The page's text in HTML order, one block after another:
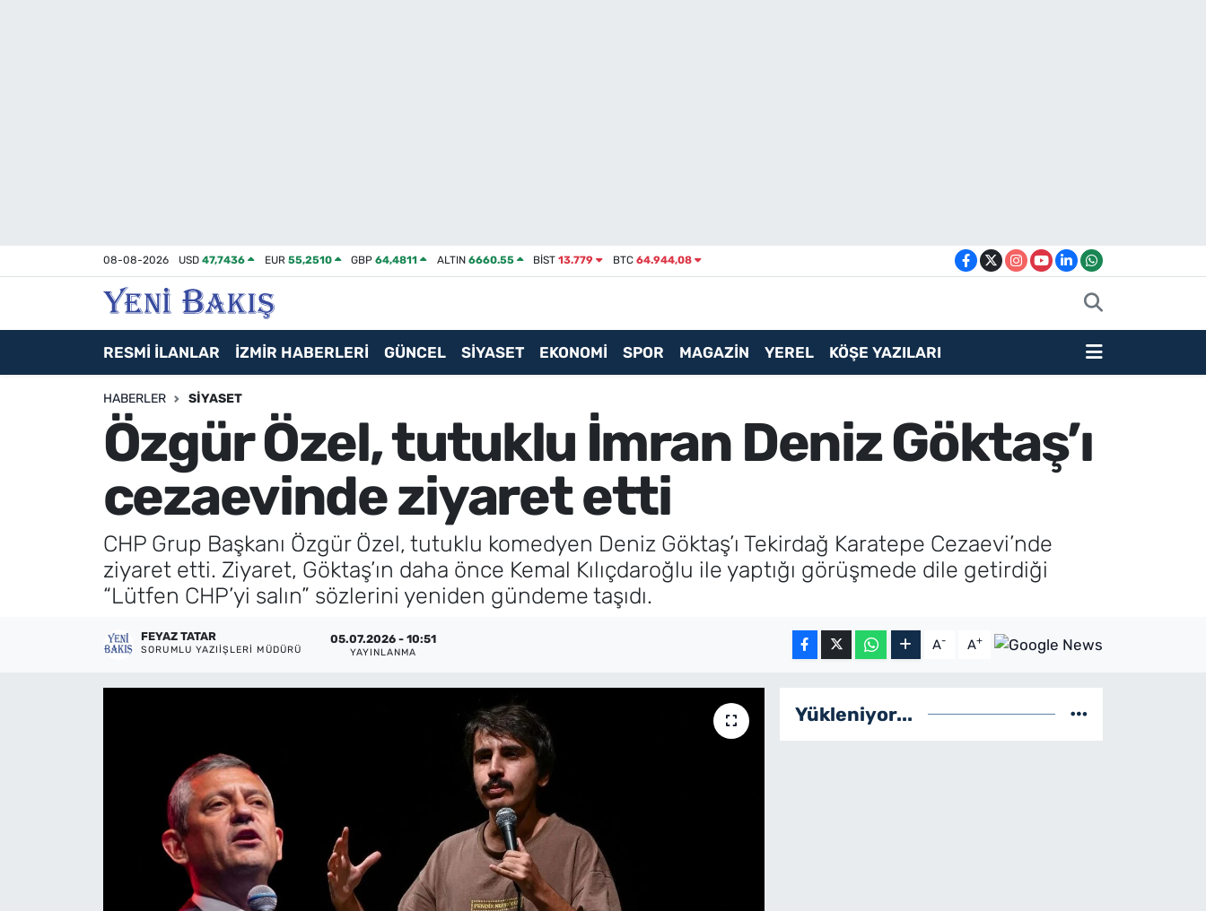
08-08-2026 USD47,7436 EUR 55,2510 GBP64,4811 ALTIN 6660.55 BİST13.779 BTC 64.944,08
RESMİ İLANLAR İZMİR HABERLERİ GÜNCEL SİYASET EKONOMİ SPOR MAGAZİN YEREL KÖŞE YAZILARI
HABERLER SIYASET
Özgür Özel, tutuklu İmran Deniz Göktaş’ı
cezaevinde ziyaret etti
CHP Grup Başkanı Özgür Özel, tutuklu komedyen Deniz Göktaş’ı Tekirdağ Karatepe Cezaevi’nde
ziyaret etti. Ziyaret, Göktaş’ın daha önce Kemal Kılıçdaroğlu ile yaptığı görüşmede dile getirdiği
“Lütfen CHP’yi salın” sözlerini yeniden gündeme taşıdı.
FEYAZ TATAR
SORUMLU YAZIIŞLERI MÜDÜRÜ
05.07.2026 - 10:51
YAYINLANMA A- A+
Yükleniyor...
Asayiş / Polis-Adliye
Magazin